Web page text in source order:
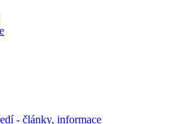
- články, informace